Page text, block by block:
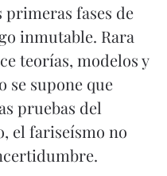
primeras fases de
inmutable. Rara
teorías, modelos y
se supone que
pruebas del
el fariseísmo no